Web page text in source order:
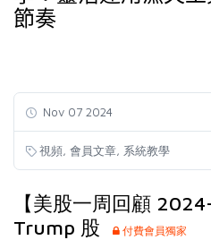
節奏
Nov 07 2024
視頻 會員文章 系統教學
【美股一周回顧
Trump 股
付費會員獨家